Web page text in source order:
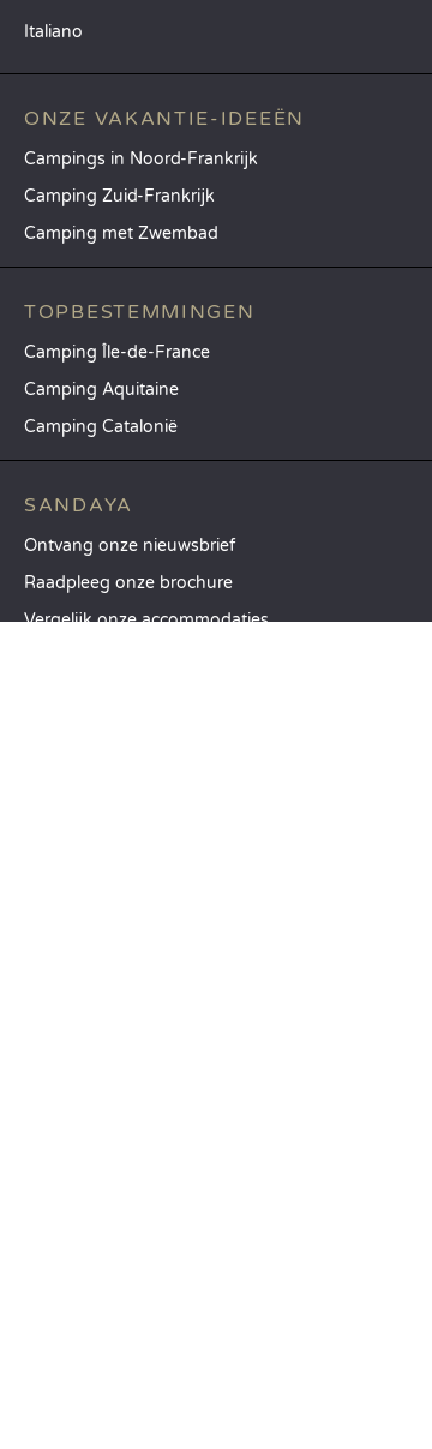
Italiano
ONZE VAKANTIE-IDEEËN
Campings in Noord-Frankrijk
Camping Zuid-Frankrijk
Camping met Zwembad
TOPBESTEMMINGEN
Camping Île-de-France
Camping Aquitaine
Camping Catalonië
SANDAYA
Ontvang onze nieuwsbrief
Raadpleeg onze brochure
Vergelijk onze accommodaties